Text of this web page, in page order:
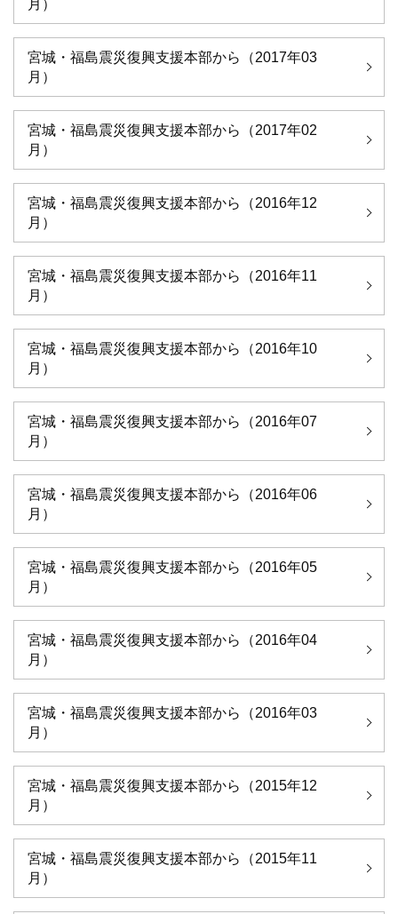
月）
宮城・福島震災復興支援本部から（2017年03
月）
宮城・福島震災復興支援本部から（2017年02
月）
宮城・福島震災復興支援本部から（2016年12
月）
宮城・福島震災復興支援本部から（2016年11
月）
宮城・福島震災復興支援本部から（2016年10
月）
宮城・福島震災復興支援本部から（2016年07
月）
宮城・福島震災復興支援本部から（2016年06
月）
宮城・福島震災復興支援本部から（2016年05
月）
宮城・福島震災復興支援本部から（2016年04
月）
宮城・福島震災復興支援本部から（2016年03
月）
宮城・福島震災復興支援本部から（2015年12
月）
宮城・福島震災復興支援本部から（2015年11
月）